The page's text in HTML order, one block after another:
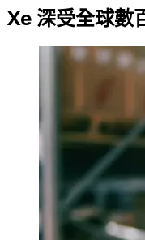
Xe 深受全球數